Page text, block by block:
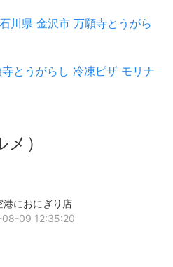
石川県 金沢市 万願寺とうがら
とうがらし 冷凍ピザ モリナ
）
港におにぎり店
09 12:35:20